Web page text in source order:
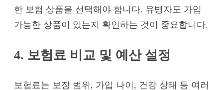
한 보험 상품을 선택해야 합니다. 유병자도 가입
가능한 상품이 있는지 확인하는 것이 중요합니다.
4. 보험료 비교 및 예산 설정
보험료는 보장 범위, 가입 나이, 건강 상태 등 여러